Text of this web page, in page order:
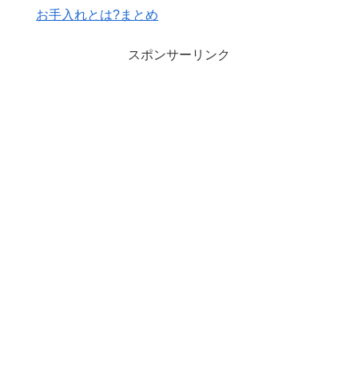
お手入れとは?まとめ
スポンサーリンク